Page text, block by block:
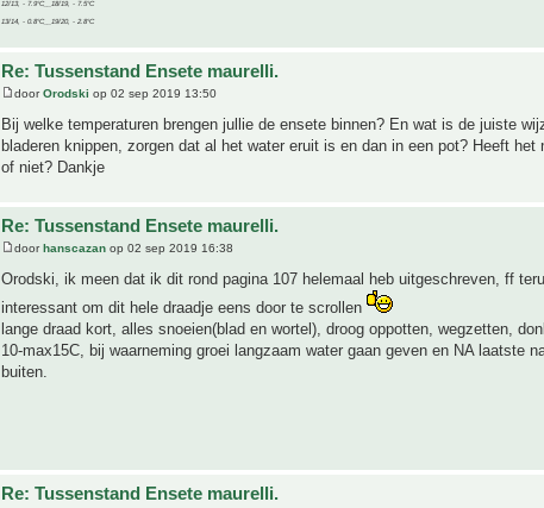
12/13, - 7.9°C__18/19, - 7.5°C
13/14, - 0.8°C__19/20, - 2.8°C
Re: Tussenstand Ensete maurelli.
doorOrodski op 02 sep 2019 13:50
Bij welke temperaturen brengen jullie de ensete binnen? En wat is de juiste
bladeren knippen, zorgen dat al het water eruit is en dan in een pot? Heeft het
of niet? Dankje
Re: Tussenstand Ensete maurelli.
doorhanscazan op 02 sep 2019 16:38
Orodski, ik meen dat ik dit rond pagina 107 helemaal heb uitgeschreven, ff
interessant om dit hele draadje eens door te scrollen
lange draad kort, alles snoeien(blad en wortel), droog oppotten, wegzetten,
10-max15C, bij waarneming groei langzaam water gaan geven en NA laatste
buiten.
Re: Tussenstand Ensete maurelli.